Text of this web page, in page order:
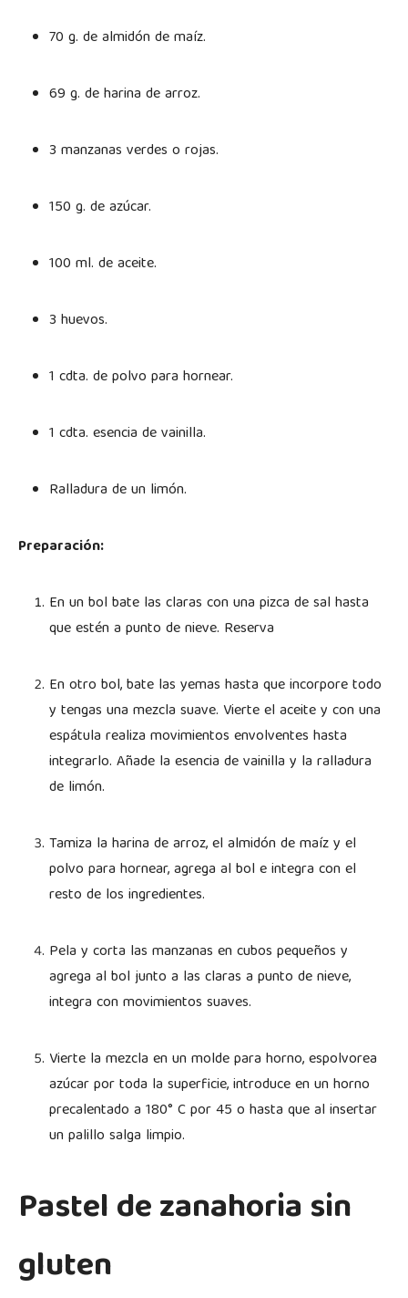
70 g. de almidón de maíz.
69 g. de harina de arroz.
3 manzanas verdes o rojas.
150 g. de azúcar.
100 ml. de aceite.
3 huevos.
1 cdta. de polvo para hornear.
1 cdta. esencia de vainilla.
Ralladura de un limón.
Preparación:
En un bol bate las claras con una pizca de sal hasta
que estén a punto de nieve. Reserva
En otro bol, bate las yemas hasta que incorpore todo
y tengas una mezcla suave. Vierte el aceite y con una
espátula realiza movimientos envolventes hasta
integrarlo. Añade la esencia de vainilla y la ralladura
de limón.
Tamiza la harina de arroz, el almidón de maíz y el
polvo para hornear, agrega al bol e integra con el
resto de los ingredientes.
Pela y corta las manzanas en cubos pequeños y
agrega al bol junto a las claras a punto de nieve,
integra con movimientos suaves.
Vierte la mezcla en un molde para horno, espolvorea
azúcar por toda la superficie, introduce en un horno
precalentado a 180° C por 45 o hasta que al insertar
un palillo salga limpio.
Pastel de zanahoria sin
gluten